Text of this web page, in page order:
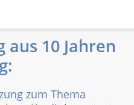
10 Jahren
zum Thema